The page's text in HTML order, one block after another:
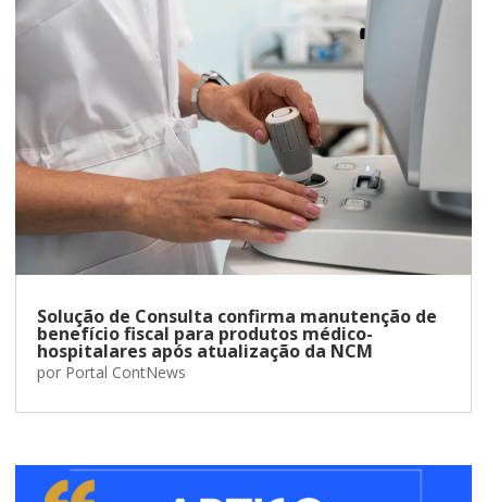
Solução de Consulta confirma manutenção de
benefício fiscal para produtos médico-
hospitalares após atualização da NCM
por Portal ContNews